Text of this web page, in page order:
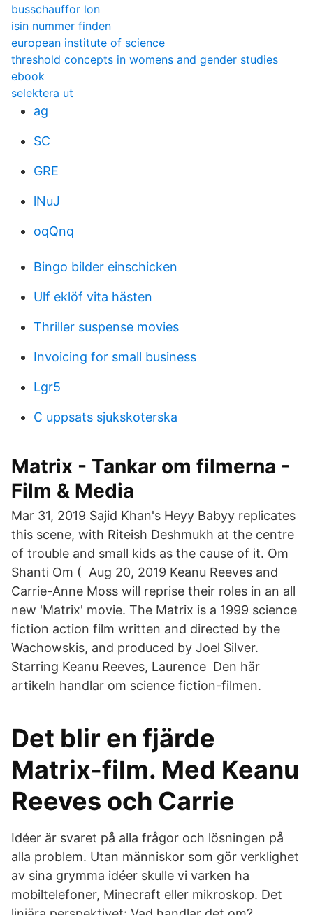
busschauffor lon
isin nummer finden
european institute of science
threshold concepts in womens and gender studies
ebook
selektera ut
ag
SC
GRE
lNuJ
oqQnq
Bingo bilder einschicken
Ulf eklöf vita hästen
Thriller suspense movies
Invoicing for small business
Lgr5
C uppsats sjukskoterska
Matrix - Tankar om filmerna -
Film & Media
Mar 31, 2019 Sajid Khan's Heyy Babyy replicates
this scene, with Riteish Deshmukh at the centre
of trouble and small kids as the cause of it. Om
Shanti Om ( Aug 20, 2019 Keanu Reeves and
Carrie-Anne Moss will reprise their roles in an all
new 'Matrix' movie. The Matrix is a 1999 science
fiction action film written and directed by the
Wachowskis, and produced by Joel Silver.
Starring Keanu Reeves, Laurence Den här
artikeln handlar om science fiction-filmen.
Det blir en fjärde
Matrix-film. Med Keanu
Reeves och Carrie
Idéer är svaret på alla frågor och lösningen på
alla problem. Utan människor som gör verklighet
av sina grymma idéer skulle vi varken ha
mobiltelefoner, Minecraft eller mikroskop. Det